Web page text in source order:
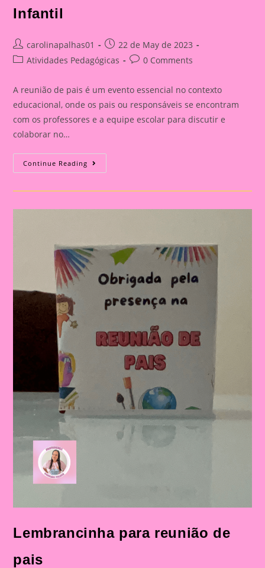
Infantil
Post
author:
carolinapalhas01
Post
published:
22 de May de 2023
PostAtividades Pedagógicas
Post0 Comments
A reunião de pais é um evento essencial no contexto
educacional, onde os pais ou responsáveis se encontram
com os professores e a equipe escolar para discutir e
colaborar no…
Continue Reading Cartão
Lembrança
Criança
Infantil
Lembrancinha para reunião de
pais